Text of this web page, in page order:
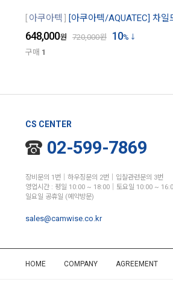
아쿠아텍 [아쿠아텍/AQUATEC] 차일
648,000원 720,000원 10%
구매 1
CS CENTER
02-599-7869
장비문의 1번│하우징문의 2번│입찰관련문의 3번
영업시간 : 평일 10:00 ~ 18:00│토요일 10:00 ~
일요일 공휴일 (예약방문)
sales@camwise.co.kr
HOME COMPANY AGREEMENT